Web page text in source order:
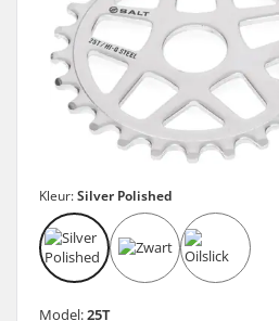
Kleur:Silver Polished
Model:25T